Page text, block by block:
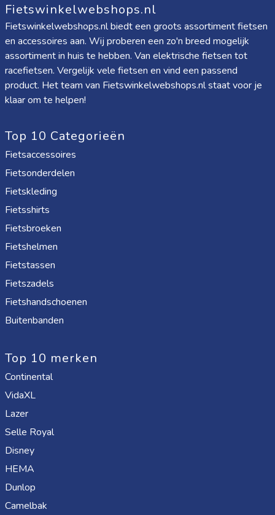
Fietswinkelwebshops.nl
Fietswinkelwebshops.nl biedt een groots assortiment fietsen
en accessoires aan. Wij proberen een zo'n breed mogelijk
assortiment in huis te hebben. Van elektrische fietsen tot
racefietsen. Vergelijk vele fietsen en vind een passend
product. Het team van Fietswinkelwebshops.nl staat voor je
klaar om te helpen!
Top 10 Categorieën
Fietsaccessoires
Fietsonderdelen
Fietskleding
Fietsshirts
Fietsbroeken
Fietshelmen
Fietstassen
Fietszadels
Fietshandschoenen
Buitenbanden
Top 10 merken
Continental
VidaXL
Lazer
Selle Royal
Disney
HEMA
Dunlop
Camelbak